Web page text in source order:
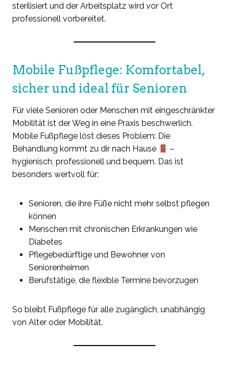
sterilisiert und der Arbeitsplatz wird vor Ort
professionell vorbereitet.
Mobile Fußpflege: Komfortabel,
sicher und ideal für Senioren
Für viele Senioren oder Menschen mit eingeschränkter
Mobilität ist der Weg in eine Praxis beschwerlich.
Mobile Fußpflege löst dieses Problem: Die
Behandlung kommt zu dir nach Hause
–
hygienisch, professionell und bequem. Das ist
besonders wertvoll für:
Senioren, die ihre Füße nicht mehr selbst pflegen
können
Menschen mit chronischen Erkrankungen wie
Diabetes
Pflegebedürftige und Bewohner von
Seniorenheimen
Berufstätige, die flexible Termine bevorzugen
So bleibt Fußpflege für alle zugänglich, unabhängig
von Alter oder Mobilität.